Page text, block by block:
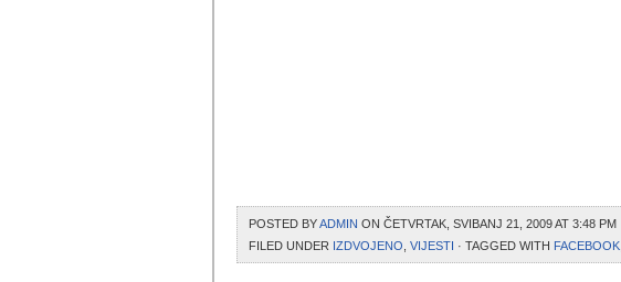
POSTED BYADMIN ON ČETVRTAK, SVIBANJ 21, 2009 AT 3:48 PM
FILED UNDER IZDVOJENO VIJESTI · TAGGED WITH FACEBOOK